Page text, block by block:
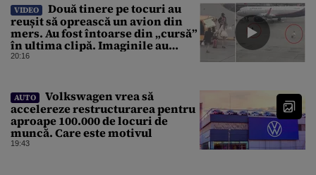
VIDEO
Două tinere pe tocuri au
reușit să oprească un avion din
mers. Au fost întoarse din „cursă”
în ultima clipă. Imaginile au
devenit virale
20:16
AUTO
Volkswagen vrea să
accelereze restructurarea pentru
aproape 100.000 de locuri de
muncă. Care este motivul
19:43